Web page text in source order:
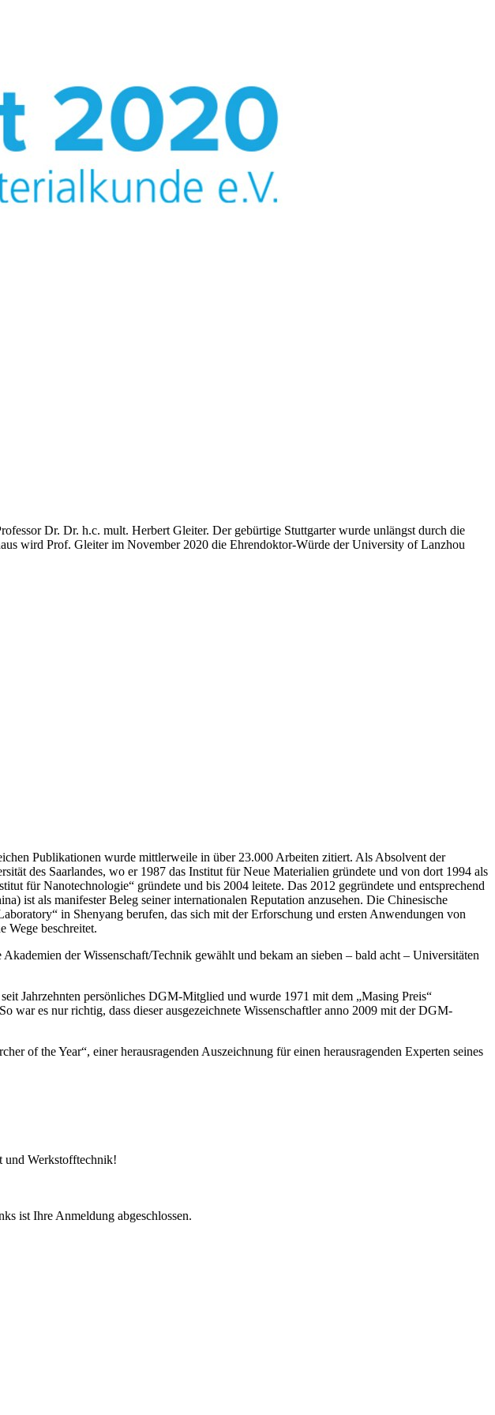
Dr. Dr. h.c. mult. Herbert Gleiter. Der gebürtige Stuttgarter wurde unlängst durch die
wird Prof. Gleiter im November 2020 die Ehrendoktor-Würde der University of Lanzhou
Publikationen wurde mittlerweile in über 23.000 Arbeiten zitiert. Als Absolvent der
des Saarlandes, wo er 1987 das Institut für Neue Materialien gründete und von dort 1994 als
für Nanotechnologie“ gründete und bis 2004 leitete. Das 2012 gegründete und entsprechend
ist als manifester Beleg seiner internationalen Reputation anzusehen. Die Chinesische
in Shenyang berufen, das sich mit der Erforschung und ersten Anwendungen von
Wege beschreitet.
der Wissenschaft/Technik gewählt und bekam an sieben – bald acht – Universitäten
Jahrzehnten persönliches DGM-Mitglied und wurde 1971 mit dem „Masing Preis“
war es nur richtig, dass dieser ausgezeichnete Wissenschaftler anno 2009 mit der DGM-
of the Year“, einer herausragenden Auszeichnung für einen herausragenden Experten seines
und Werkstofftechnik!
ist Ihre Anmeldung abgeschlossen.